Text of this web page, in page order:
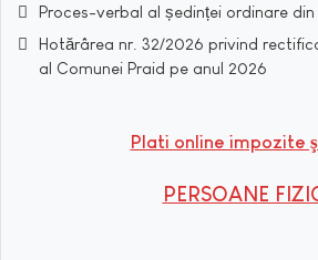
Proces-verbal al ședinței ordinare
Hotărârea nr. 32/2026 privind
al Comunei Praid pe anul 2026
Plati online impozite
PERSOANE